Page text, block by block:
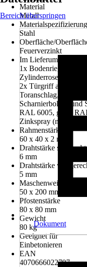
Material
Metall
Materialspezifizierung
Stahl
Oberfläche/
Feuerverzinkt
Im Lieferumfang
1x Bodenriegel, 1x
Zylinderrosette, 2x
2x Türgriff aus
Toranschlag, 2x
Scharnierbolzen und
RAL 6005, grün,
Zinkspray (nur bei
Rahmenstärke
60 x 40 x 2 mm
Drahtstärke senkrecht
6 mm
Drahtstärke
5 mm
Maschenweite
50 x 200 mm
Pfostenstärke
80 x 80 mm
Gewicht
80 kg
Geeignet für
Einbetonieren
EAN
4070666022797
Bereich überspringen
Dokument